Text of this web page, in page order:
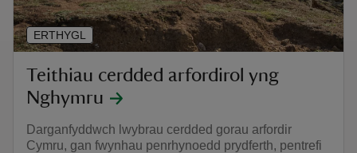
Teithiau cerdded arfordirol yng
Nghymru
Darganfyddwch lwybrau cerdded gorau arfordir
Cymru, gan fwynhau penrhynoedd prydferth, pentrefi
ERTHYGL